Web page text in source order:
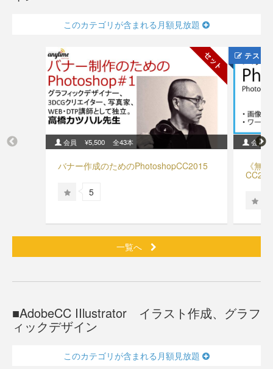
このカテゴリが含まれる月額見放題
セット
会員 ¥5,500 全43本
バナー作成のためのPhotoshopCC2015
5
テスト
会員
《無
一覧へ
AdobeCC IIlustrator イラスト作成、グラフ
ィックデザイン
このカテゴリが含まれる月額見放題